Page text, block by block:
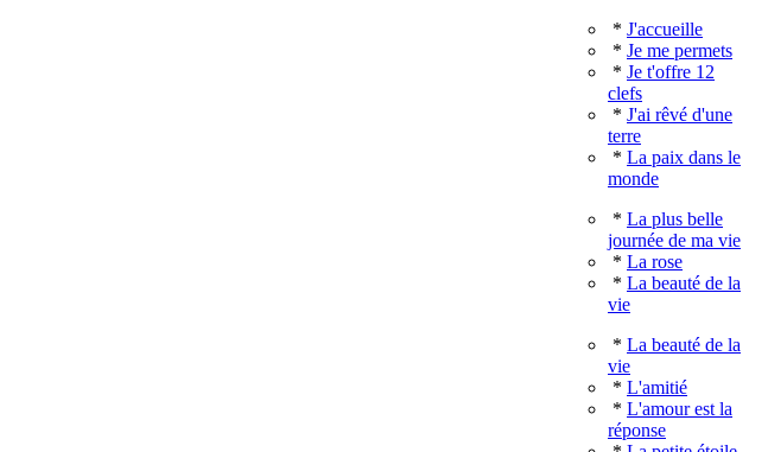
* J'accueille
* Je me permets
* Je t'offre 12
clefs
* J'ai rêvé d'une
terre
* La paix dans le
monde
* La plus belle
journée de ma vie
* La rose
* La beauté de la
vie
* La beauté de la
vie
* L'amitié
* L'amour est la
réponse